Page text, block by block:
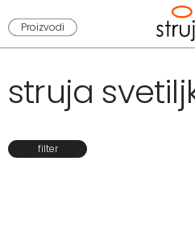
Proizvodi
struja
filter